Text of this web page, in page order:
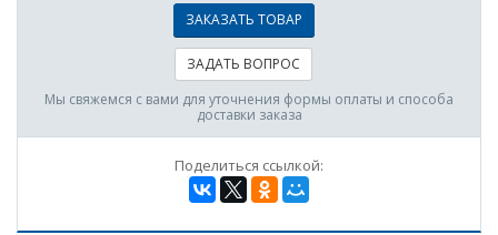
ЗАКАЗАТЬ ТОВАР
ЗАДАТЬ ВОПРОС
Мы свяжемся с вами для уточнения формы оплаты и способа
доставки заказа
Поделиться ссылкой: